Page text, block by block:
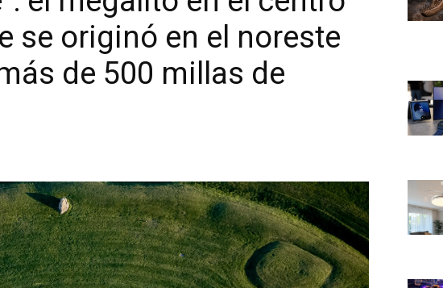
se originó en el noreste
de 500 millas de